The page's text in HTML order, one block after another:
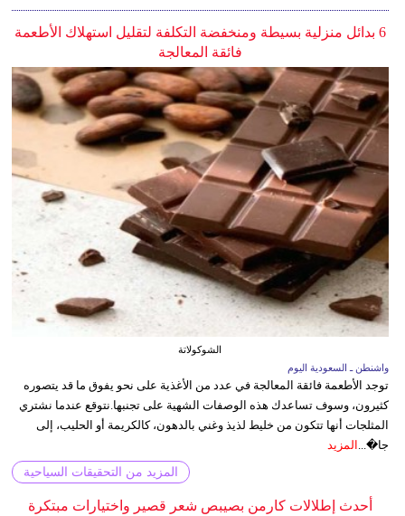
6 بدائل منزلية بسيطة ومنخفضة التكلفة لتقليل استهلاك الأطعمة
فائقة المعالجة
الشوكولاتة
واشنطن ـ السعودية اليوم
توجد الأطعمة فائقة المعالجة في عدد من الأغذية على نحو يفوق ما قد يتصوره
كثيرون، وسوف تساعدك هذه الوصفات الشهية على تجنبها.نتوقع عندما نشتري
المثلجات أنها تتكون من خليط لذيذ وغني بالدهون، كالكريمة أو الحليب، إلى
جا�...
المزيد
المزيد من التحقيقات السياحية
أحدث إطلالات كارمن بصيبص شعر قصير واختيارات مبتكرة